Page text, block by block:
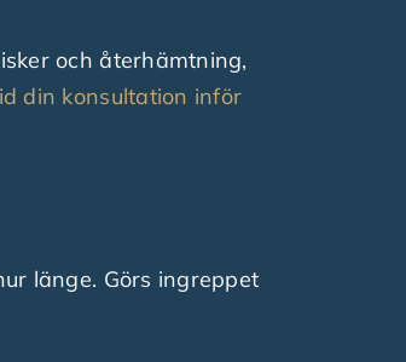
och återhämtning,
din konsultation inför
länge. Görs ingreppet